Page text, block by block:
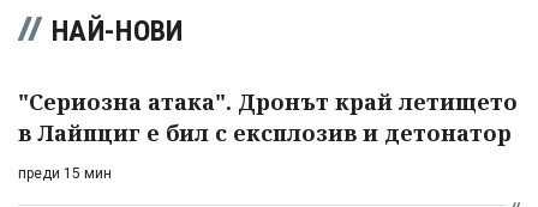
НАЙ-НОВИ
"Сериозна атака". Дронът край летището
в Лайпциг е бил с експлозив и детонатор
преди 15 мин